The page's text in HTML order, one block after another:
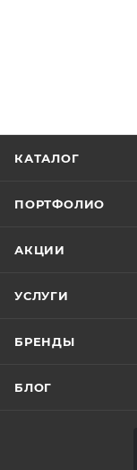
КАТАЛОГ
ПОРТФОЛИО
АКЦИИ
УСЛУГИ
БРЕНДЫ
БЛОГ